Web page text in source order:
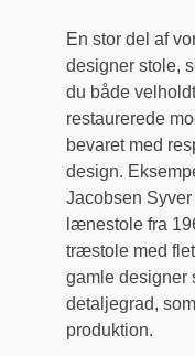
En stor del af
designer stole,
du både
restaurerede
bevaret med
design.
Jacobsen
lænestole fra
træstole med
gamle designer
detaljegrad,
produktion.